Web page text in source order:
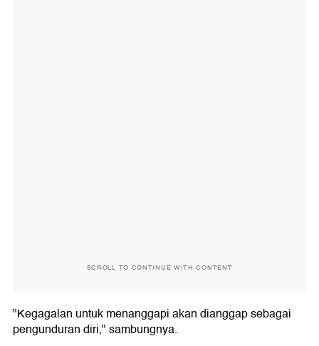
SCROLL TO CONTINUE WITH CONTENT
"Kegagalan untuk menanggapi akan dianggap sebagai
pengunduran diri," sambungnya.